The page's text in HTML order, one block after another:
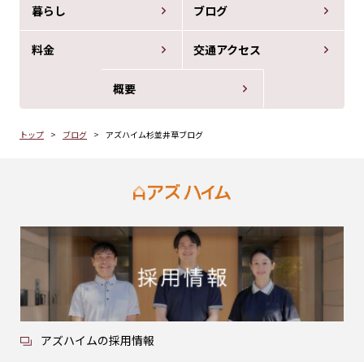
暮らし ブログ
料金 交通アクセス
概要
トップ ブログ アズハイム杉並井草ブログ
アズハイムの採用情報